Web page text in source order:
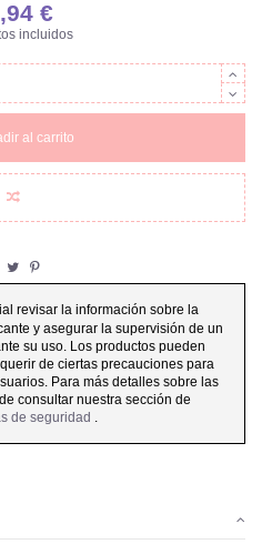
€
incluidos
al carrito
revisar la información sobre la
y asegurar la supervisión de un
su uso. Los productos pueden
de ciertas precauciones para
Para más detalles sobre las
consultar nuestra sección de
de seguridad .